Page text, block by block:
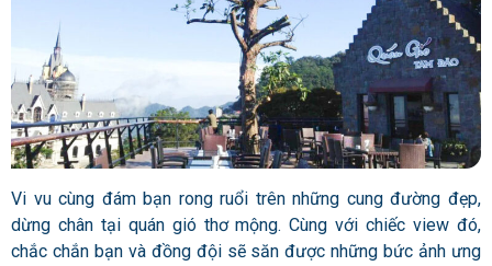
Vi vu cùng đám bạn rong ruổi trên những cung đường đẹp,
dừng chân tại quán gió thơ mộng. Cùng với chiếc view đó,
chắc chắn bạn và đồng đội sẽ săn được những bức ảnh ưng